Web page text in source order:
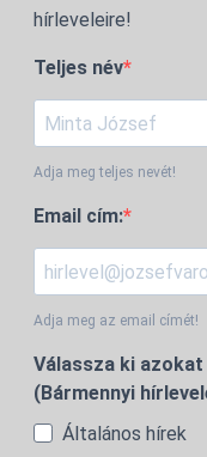
hírleveleire!
Teljes név
Adja meg teljes nevét!
Email cím:
Adja meg az email címét!
Válassza ki
(Bármennyi
Általános hírek